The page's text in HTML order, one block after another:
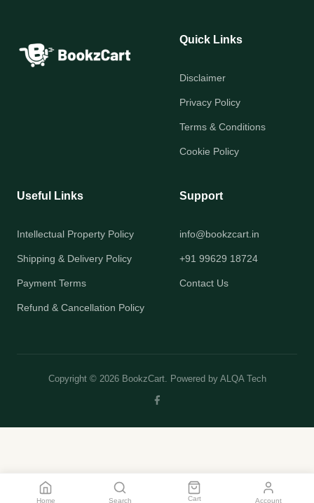
Quick Links
Disclaimer
Privacy Policy
Terms & Conditions
Cookie Policy
Useful Links
Intellectual Property Policy
Shipping & Delivery Policy
Payment Terms
Refund & Cancellation Policy
Support
info@bookzcart.in
+91 99629 18724
Contact Us
Copyright © 2026 BookzCart. Powered by ALQA Tech
Home Search Cart Account